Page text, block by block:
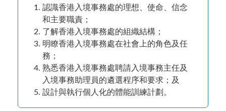
認識香港入境事務處的理想、使命、信念
和主要職責；
了解香港入境事務處的組織結構；
明瞭香港入境事務處在社會上的角色及任
務；
熟悉香港入境事務處聘請入境事務主任及
入境事務助理員的遴選程序和要求；及
設計與執行個人化的體能訓練計劃。